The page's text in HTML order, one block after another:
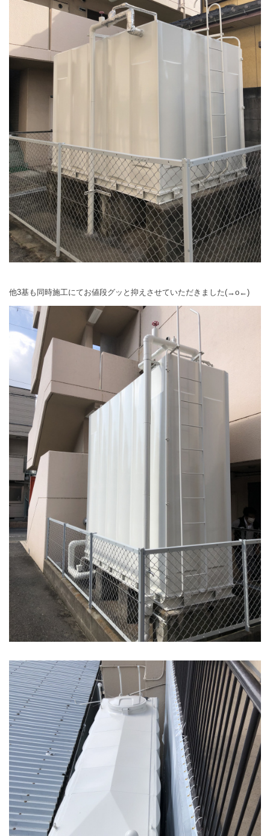
他3基も同時施工にてお値段グッと抑えさせていただきました(→o←)ゞ